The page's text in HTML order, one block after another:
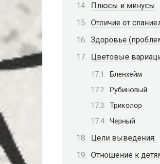
Плюсы и минусы
Отличие от
Здоровье
Цветовые
Бленхейм
Рубиновый
Триколор
Черный
Цели выведения:
Отношение к